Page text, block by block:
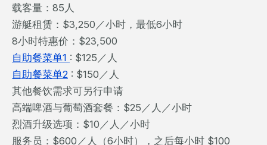
载客量：85人
游艇租赁：$3,250／小时，最低6小时
8小时特惠价：$23,500
自助餐菜单1 : $125／人
自助餐菜单2 : $150／人
其他餐饮需求可另行申请
高端啤酒与葡萄酒套餐：$25／人／小时
烈酒升级选项：$10／人／小时
服务员：$600／人（6小时），之后每小时 $100